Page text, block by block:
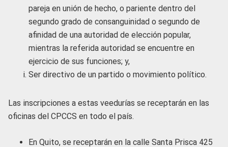
pareja en unión de hecho, o pariente dentro del
segundo grado de consanguinidad o segundo de
afinidad de una autoridad de elección popular,
mientras la referida autoridad se encuentre en
ejercicio de sus funciones; y,
Ser directivo de un partido o movimiento político.
Las inscripciones a estas veedurías se receptarán en las
oficinas del CPCCS en todo el país.
En Quito, se receptarán en la calle Santa Prisca 425